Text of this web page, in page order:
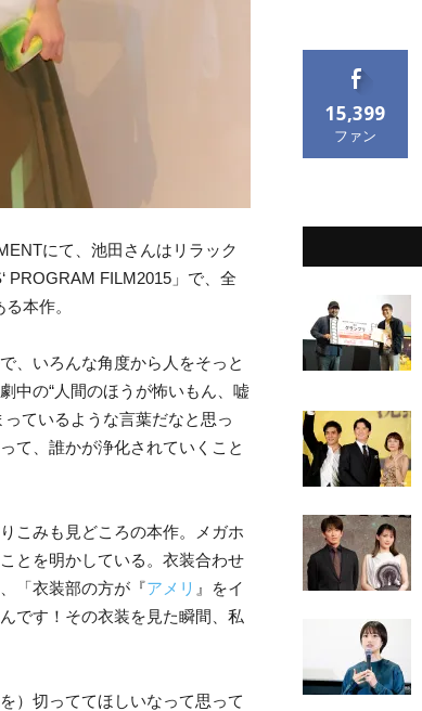
にて、池田さんはリラック
PROGRAM FILM2015」で、全
本作。
、いろんな角度から人をそっと
中の“人間のほうが怖いもん、嘘
ているような言葉だなと思っ
て、誰かが浄化されていくこと
こみも見どころの本作。メガホ
とを明かしている。衣装合わせ
「衣装部の方が『アメリ 』をイ
です！その衣装を見た瞬間、私
）切っててほしいなって思って
15,399
ファン